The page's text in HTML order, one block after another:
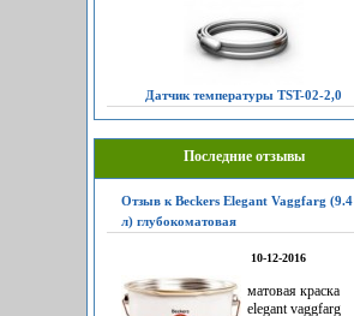
Датчик температуры TST-02-2,0
Последние отзывы
Отзыв к Beckers Elegant Vaggfarg (9.4
л) глубокоматовая
10-12-2016
матовая краска
elegant vaggfarg